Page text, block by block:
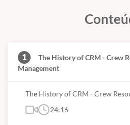
1
The History of CRM - Crew
Management
The History of CRM - Crew
24:16